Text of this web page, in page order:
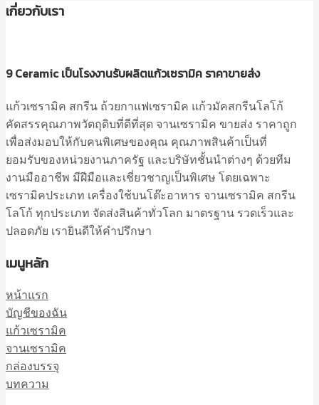
เกี่ยวกับเรา
9 Ceramic เป็นโรงงานรับผลิตแก้วเซรามิค ราคาขายส่ง
แก้วเซรามิค สกรีน ถ้วยกาแฟเซรามิค แก้วมัคสกรีนโลโก้
คัดสรรคุณภาพวัตถุดิบที่ดีที่สุด จานเซรามิค ขายส่ง ราคาถูก
เพื่อส่งมอบให้กับคนพิเศษของคุณ คุณภาพสินค้าเป็นที่
ยอมรับของหน่วยงานภาครัฐ และบริษัทชั้นนำต่างๆ ด้วยทีม
งานมืออาชีพ มีฝีมือและเชี่ยวชาญเป็นพิเศษ โดยเฉพาะ
เซรามิคประเภท เครื่องใช้บนโต๊ะอาหาร จานเซรามิค สกรีน
โลโก้ ทุกประเภท จัดส่งสินค้าทั่วโลก มาตรฐาน รวดเร็วและ
ปลอดภัย เรายินดีให้คำปรึกษา
เมนูหลัก
หน้าแรก
บัญชีของฉัน
แก้วเซรามิค
จานเซรามิค
กล่องบรรจุ
บทความ